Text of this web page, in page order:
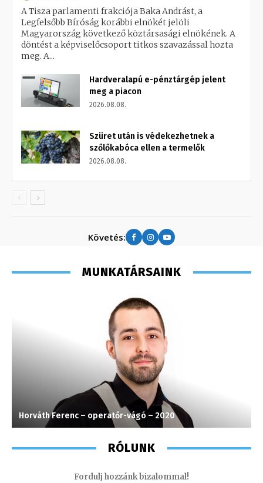
A Tisza parlamenti frakciója Baka Andrást, a
Legfelsőbb Bíróság korábbi elnökét jelöli
Magyarország következő köztársasági elnökének. A
döntést a képviselőcsoport titkos szavazással hozta
meg. A...
Hardveralapú e-pénztárgép jelent
meg a piacon
2026.08.08.
Szüret után is védekezhetnek a
szőlőkabóca ellen a termelők
2026.08.08.
Követés:
MUNKATÁRSAINK
Horváth Ferenc – operatőr-vágó – 2020
RÓLUNK
Fordulj hozzánk bizalommal!